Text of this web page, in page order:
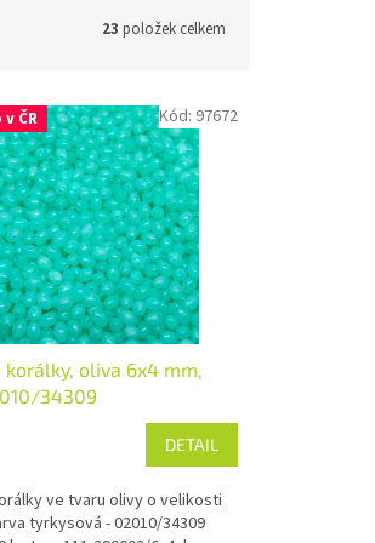
23 položek celkem
ČR
korálky, oliva 6x4 mm,
34309
DETAIL
ve tvaru olivy o velikosti
tyrkysová - 02010/34309
Kód: 97672